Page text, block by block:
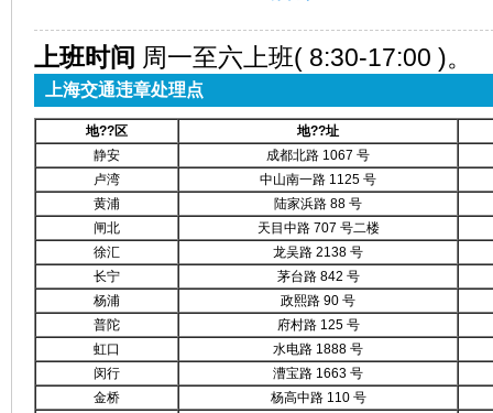
上班时间 周一至六上班( 8:30-17:00 )。
上海交通违章处理点
地??区
地??址
静安
成都北路 1067 号
卢湾
中山南一路 1125 号
黄浦
陆家浜路 88 号
闸北
天目中路 707 号二楼
徐汇
龙吴路 2138 号
长宁
茅台路 842 号
杨浦
政熙路 90 号
普陀
府村路 125 号
虹口
水电路 1888 号
闵行
漕宝路 1663 号
金桥
杨高中路 110 号